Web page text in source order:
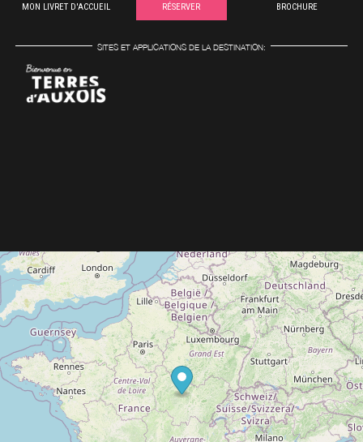
MON LIVRET D'ACCUEIL RÉSERVER BROCHURE
SITES ET APPLICATIONS DE LA DESTINATION: